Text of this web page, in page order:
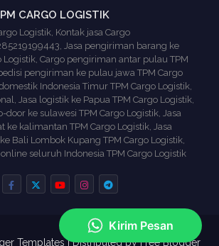
CARGO LOGISTIK
Logistik, Kontak jasa Cargo
Jasa pengiriman barang ke
Logistik, Cargo pengiriman antar pulau TPM
pengiriman ke pulau jawa TPM Cargo
Indonesia Timur TPM Cargo Logistik,
Jasa logistik ke Papua TPM Cargo Logistik,
ke sulawesi TPM Cargo Logistik, Jasa
ke kalimantan TPM Cargo Logistik, Jasa
Bali Lombok Kupang TPM Cargo Logistik,
seluruh Indonesia TPM Cargo Logistik
Templates| Distributed byFree Blogger